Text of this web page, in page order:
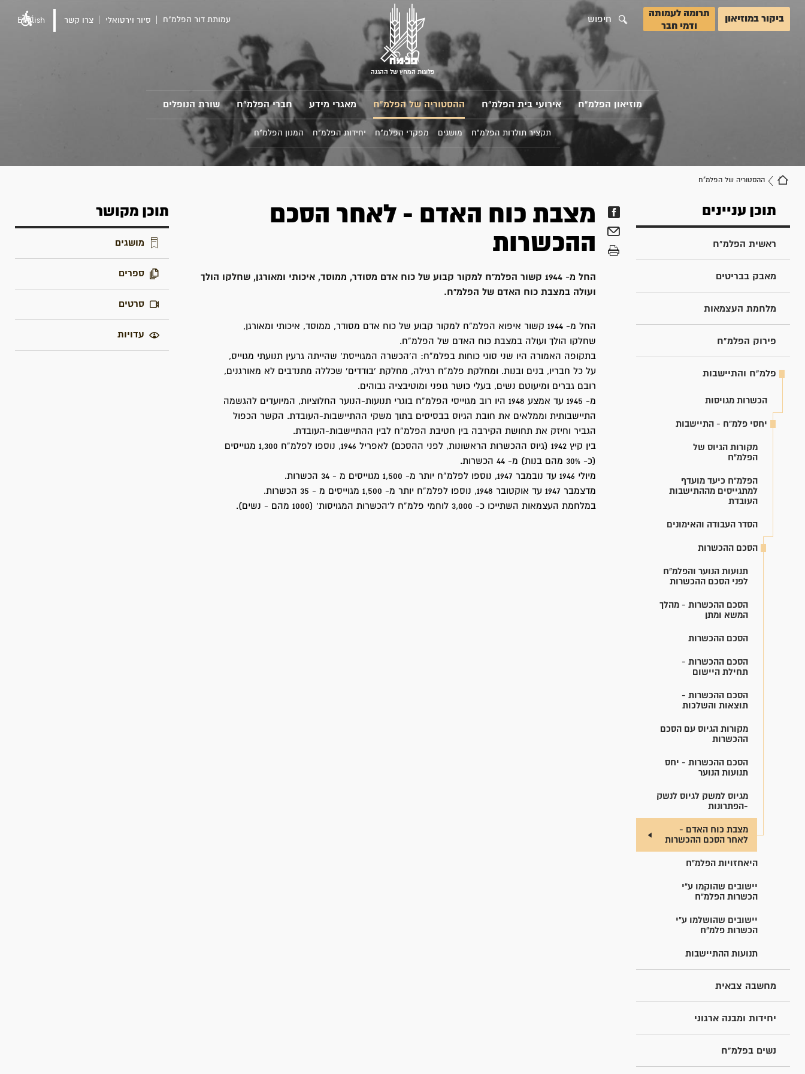
ביקור במוזיאון
תרומה לעמותה
ודמי חבר
חיפוש
פלוגות המחץ של ההגנה
עמותת דור הפלמ"ח סיור וירטואלי צרו קשר English
מוזיאון הפלמ"ח אירועי בית הפלמ"ח ההסטוריה של הפלמ"ח מאגרי מידע חברי הפלמ"ח שורת הנופלים
תקציר תולדות הפלמ"ח מושגים מפקדי הפלמ"ח יחידות הפלמ"ח המנון הפלמ"ח
ההסטוריה של הפלמ"ח
תוכן עניינים
ראשית הפלמ"ח
מאבק בבריטים
מלחמת העצמאות
פירוק הפלמ"ח
פלמ"ח והתיישבות
הכשרות מגויסות
יחסי פלמ"ח - התיישבות
מקורות הגיוס של
הפלמ"ח
הפלמ"ח כיעד מועדף
למתגייסים מההתישבות
העובדת
הסדר העבודה והאימונים
הסכם ההכשרות
תנועות הנוער והפלמ"ח
לפני הסכם ההכשרות
הסכם ההכשרות - מהלך
המשא ומתן
הסכם ההכשרות
הסכם ההכשרות -
תחילת היישום
הסכם ההכשרות -
תוצאות והשלכות
מקורות הגיוס עם הסכם
ההכשרות
הסכם ההכשרות - יחס
תנועות הנוער
מגיוס למשק לגיוס לנשק
-הפתרונות
מצבת כוח האדם -
לאחר הסכם ההכשרות
היאחזויות הפלמ"ח
יישובים שהוקמו ע"י
הכשרות הפלמ"ח
יישובים שהושלמו ע"י
הכשרות פלמ"ח
תנועות ההתיישבות
מחשבה צבאית
יחידות ומבנה ארגוני
נשים בפלמ"ח
מצבת כוח האדם - לאחר הסכם
ההכשרות
החל מ- 1944 קשור הפלמ”ח למקור קבוע של כוח אדם מסודר, ממוסד, איכותי ומאורגן, שחלקו הולך
ועולה במצבת כוח האדם של הפלמ”ח.
החל מ- 1944 קשור איפוא הפלמ”ח למקור קבוע של כוח אדם מסודר, ממוסד, איכותי ומאורגן,
שחלקו הולך ועולה במצבת כוח האדם של הפלמ”ח.
בתקופה האמורה היו שני סוגי כוחות בפלמ”ח: ה’הכשרה המגוייסת’ שהייתה גרעין תנועתי מגוייס,
על כל חבריו, בנים ובנות. ומחלקת פלמ”ח רגילה, מחלקת ‘בודדים’ שכללה מתנדבים לא מאורגנים,
רובם גברים ומיעוטם נשים, בעלי כושר גופני ומוטיבציה גבוהים.
מ- 1945 עד אמצע 1948 היו רוב מגוייסי הפלמ”ח בוגרי תנועות-הנוער החלוציות, המיועדים להגשמה
התיישבותית וממלאים את חובת הגיוס בבסיסים בתוך משקי ההתיישבות-העובדת. הקשר הכפול
הגביר וחיזק את תחושת הקירבה בין חטיבת הפלמ”ח לבין ההתיישבות-העובדת.
בין קיץ 1942 (גיוס ההכשרות הראשונות, לפני ההסכם) לאפריל 1946, נוספו לפלמ”ח 1,300 מגוייסים
(כ- 30% מהם בנות) מ- 44 הכשרות.
מיולי 1946 עד נובמבר 1947, נוספו לפלמ”ח יותר מ- 1,500 מגוייסים מ - 34 הכשרות.
מדצמבר 1947 עד אוקטובר 1948, נוספו לפלמ”ח יותר מ- 1,500 מגוייסים מ - 35 הכשרות.
במלחמת העצמאות השתייכו כ- 3,000 לוחמי פלמ”ח ל’הכשרות המגויסות’ (1000 מהם - נשים).
תוכן מקושר
מושגים
ספרים
סרטים
עדויות